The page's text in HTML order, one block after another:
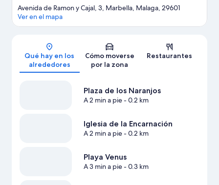
Mapa
Avenida de Ramon y Cajal, 3, Marbella, Malaga, 29601
Ver en el mapa
Qué hay en los
alrededores
Cómo moverse
por la zona
Restaurantes
Plaza de los Naranjos
A 2 min a pie- 0.2 km
Iglesia de la Encarnación
A 2 min a pie- 0.2 km
Playa Venus
A 3 min a pie- 0.3 km